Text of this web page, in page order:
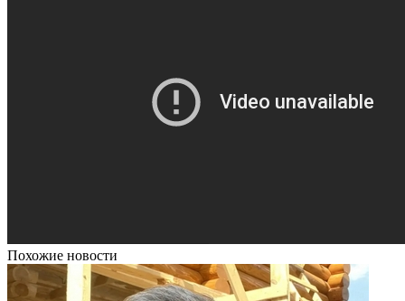
Похожие новости